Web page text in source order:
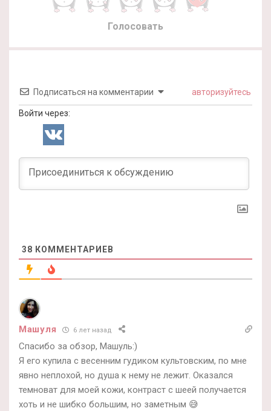
Голосовать
Подписаться на комментарии авторизуйтесь
Войти через:
38 КОММЕНТАРИЕВ
Машуля 6 лет назад
Спасибо за обзор, Машуль:)
Я его купила с весенним гудиком культовским, по мне
явно неплохой, но душа к нему не лежит. Оказался
темноват для моей кожи, контраст с шеей получается
хоть и не шибко большим, но заметным 😅